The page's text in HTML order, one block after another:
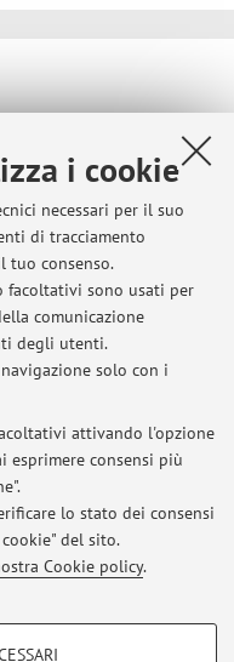
i cookie
necessari per il suo
di tracciamento
tuo consenso.
facoltativi sono usati per
comunicazione
degli utenti.
solo con i
attivando l'opzione
esprimere consensi più
lo stato dei consensi
del sito.
Cookie policy.
Chirurgiche
mappa
e Neuromotorie
mappa
avvisi.